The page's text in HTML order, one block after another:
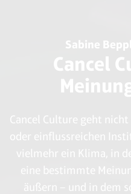
Sabine
Cancel
Cancel Culture geht
oder einflussreichen
vielmehr ein Klima, in
eine bestimmte
äußern – und in dem